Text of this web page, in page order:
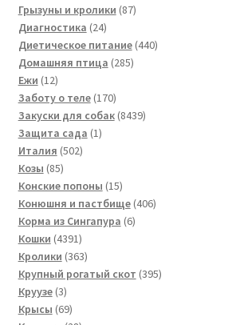
товара
Грызуны и кролики 8787
Диагностика 2424
товара
Диетическое питание 440440
Домашняя птица 285285
Ежи 1212
товаров
Заботу о теле 170170
товаров
Закуски для собак 84398439
Защита сада 11
Италия 502502
Козы 8585
товаров
Конские попоны 1515
товаров
Конюшня и пастбище 406406
Корма из Сингапура 66
Кошки 43914391
товар
Кролики 363363
товара
Крупный рогатый скот 395395
Круузе 33
товара
Крысы 6969